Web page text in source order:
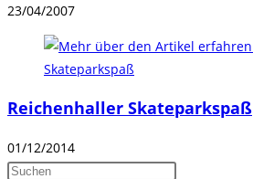
23/04/2007
Reichenhaller Skateparkspaß
01/12/2014
Press